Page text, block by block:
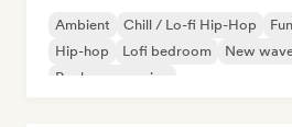
Ambient Chill / Lo-fi Hip-Hop
Hip-hop
Lofi bedroom New
Rock progressivo